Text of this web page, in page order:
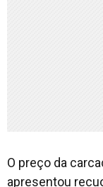
O preço da
apresentou